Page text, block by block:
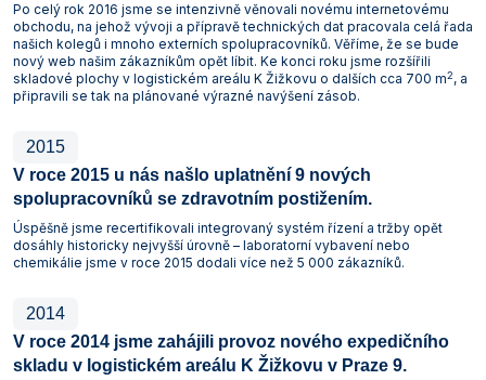
Po celý rok 2016 jsme se intenzivně věnovali novému internetovému
obchodu, na jehož vývoji a přípravě technických dat pracovala celá řada
našich kolegů i mnoho externích spolupracovníků. Věříme, že se bude
nový web našim zákazníkům opět líbit. Ke konci roku jsme rozšířili
skladové plochy v logistickém areálu K Žižkovu o dalších cca 700 m2, a
připravili se tak na plánované výrazné navýšení zásob.
2015
V roce 2015 u nás našlo uplatnění 9 nových
spolupracovníků se zdravotním postižením.
Úspěšně jsme recertifikovali integrovaný systém řízení a tržby opět
dosáhly historicky nejvyšší úrovně – laboratorní vybavení nebo
chemikálie jsme v roce 2015 dodali více než 5 000 zákazníků.
2014
V roce 2014 jsme zahájili provoz nového expedičního
skladu v logistickém areálu K Žižkovu v Praze 9.